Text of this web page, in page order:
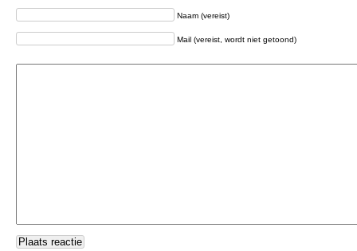
Naam (vereist)
Mail (vereist, wordt niet getoond)